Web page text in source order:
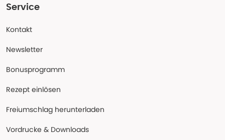
Service
Kontakt
Newsletter
Bonusprogramm
Rezept einlösen
Freiumschlag herunterladen
Vordrucke & Downloads